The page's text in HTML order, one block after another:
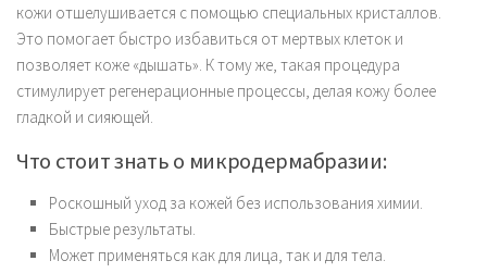
кожи отшелушивается с помощью специальных кристаллов.
Это помогает быстро избавиться от мертвых клеток и
позволяет коже «дышать». К тому же, такая процедура
стимулирует регенерационные процессы, делая кожу более
гладкой и сияющей.
Что стоит знать о микродермабразии:
Роскошный уход за кожей без использования химии.
Быстрые результаты.
Может применяться как для лица, так и для тела.